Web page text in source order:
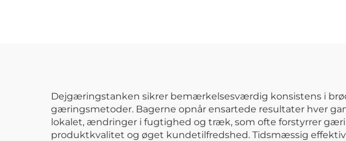
Dejgæringstanken sikrer bemærkelsesværdig konsistens i
gæringsmetoder. Bagerne opnår ensartede resultater hver
lokalet, ændringer i fugtighed og træk, som ofte forstyrrer
produktkvalitet og øget kundetilfredshed. Tidsmæssig